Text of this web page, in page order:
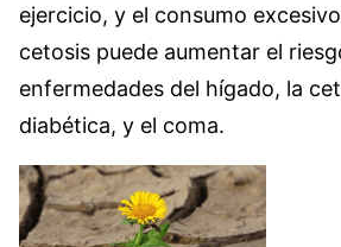
ejercicio, y el consumo
cetosis puede aumentar el
enfermedades del hígado, la
diabética, y el coma.